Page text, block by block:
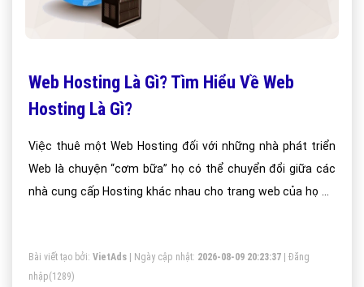
Web Hosting Là Gì? Tìm Hiểu Về Web
Hosting Là Gì?
Việc thuê một Web Hosting đối với những nhà phát triển
Web là chuyện “cơm bữa” họ có thể chuyển đổi giữa các
nhà cung cấp Hosting khác nhau cho trang web của họ để
giúp ích cho các bạn rất nhiều.
Bài viết tạo bởi: VietAds | Ngày cập nhật: 2026-08-09 20:23:37
Đăng
nhập(1289)